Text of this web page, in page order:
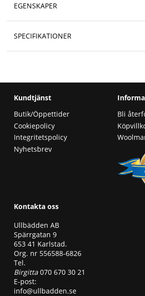
EGENSKAPER
SPECIFIKATIONER
Kundtjänst
Butik/Öppettider
Cookiepolicy
Integritetspolicy
Nyhetsbrev
Bli
Kontakta oss
Ullbädden AB
Spärrgatan 9
653 41 Karlstad.
Org. nr 556588-6826
Tel.
Birgitta 070 670 30 21
E-post:
info@ullbadden.se